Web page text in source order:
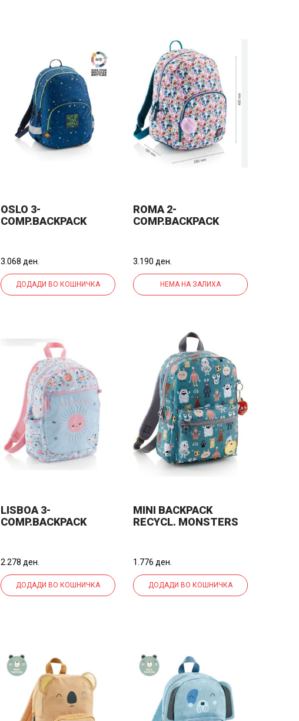
OSLO 3-
COMP.BACKPACK
3.068 ден.
ДОДАДИ ВО КОШНИЧКА
ROMA 2-
COMP.BACKPACK
3.190 ден.
НЕМА НА ЗАЛИХА
LISBOA 3-
COMP.BACKPACK
2.278 ден.
ДОДАДИ ВО КОШНИЧКА
MINI BACKPACK
RECYCL. MONSTERS
1.776 ден.
ДОДАДИ ВО КОШНИЧКА